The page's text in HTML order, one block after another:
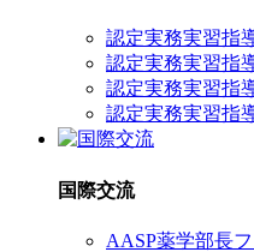
認定実務実習指
認定実務実習指
認定実務実習指
認定実務実習指
国際交流
AASP薬学部長